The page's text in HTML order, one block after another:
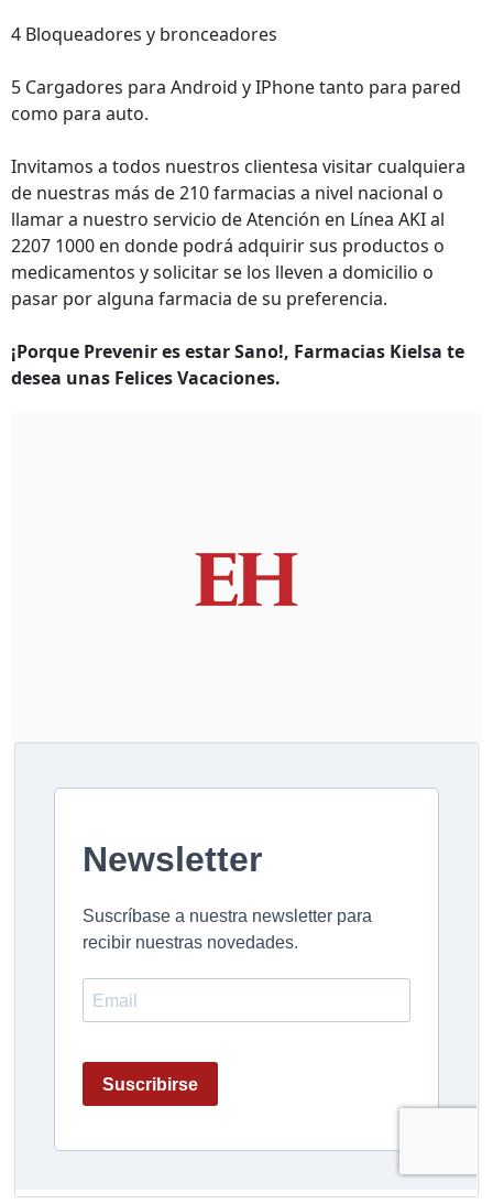
4 Bloqueadores y bronceadores
5 Cargadores para Android y IPhone tanto para pared
como para auto.
Invitamos a todos nuestros clientesa visitar cualquiera
de nuestras más de 210 farmacias a nivel nacional o
llamar a nuestro servicio de Atención en Línea AKI al
2207 1000 en donde podrá adquirir sus productos o
medicamentos y solicitar se los lleven a domicilio o
pasar por alguna farmacia de su preferencia.
¡Porque Prevenir es estar Sano!, Farmacias Kielsa te
desea unas Felices Vacaciones.